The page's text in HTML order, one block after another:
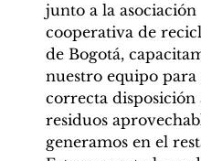
junto a la asociación
cooperativa de
de Bogotá,
nuestro equipo
correcta disposición
residuos
generamos en el